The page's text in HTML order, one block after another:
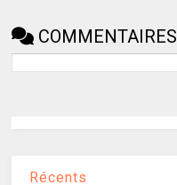
COMMENTAIRES
Récents